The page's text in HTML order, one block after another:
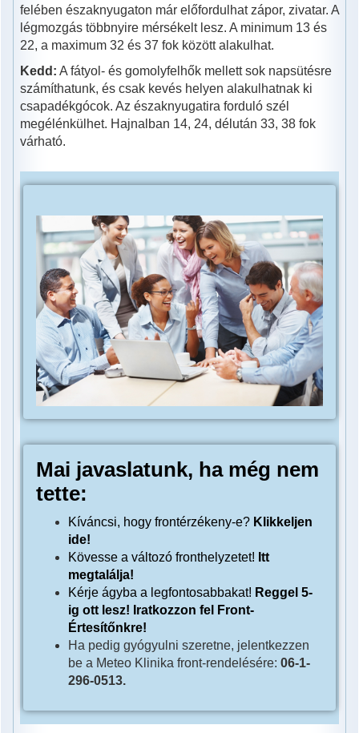
felében északnyugaton már előfordulhat zápor, zivatar. A
légmozgás többnyire mérsékelt lesz. A minimum 13 és
22, a maximum 32 és 37 fok között alakulhat.
Kedd: A fátyol- és gomolyfelhők mellett sok napsütésre
számíthatunk, és csak kevés helyen alakulhatnak ki
csapadékgócok. Az északnyugatira forduló szél
megélénkülhet. Hajnalban 14, 24, délután 33, 38 fok
várható.
Mai javaslatunk, ha még nem
tette:
Kíváncsi, hogy frontérzékeny-e? Klikkeljen
ide!
Kövesse a változó fronthelyzetet! Itt
megtalálja!
Kérje ágyba a legfontosabbakat! Reggel 5-
ig ott lesz! Iratkozzon fel Front-
Értesítőnkre!
Ha pedig gyógyulni szeretne, jelentkezzen
be a Meteo Klinika front-rendelésére: 06-1-
296-0513.